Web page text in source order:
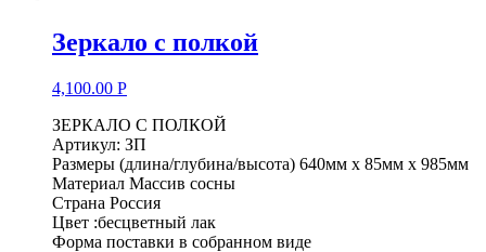
Зеркало с полкой
4,100.00 Р
ЗЕРКАЛО С ПОЛКОЙ
Артикул: ЗП
Размеры (длина/глубина/высота) 640мм х 85мм х 985мм
Материал Массив сосны
Страна Россия
Цвет :бесцветный лак
Форма поставки в собранном виде